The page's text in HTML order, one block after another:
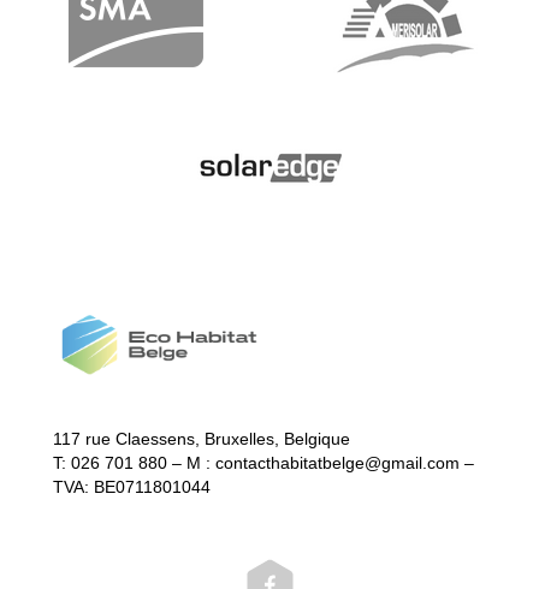
117 rue Claessens, Bruxelles, Belgique
T: 026 701 880 – M : contacthabitatbelge@gmail.com –
TVA: BE0711801044